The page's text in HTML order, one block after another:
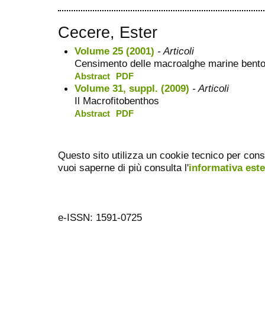
Cecere, Ester
Volume 25 (2001) - Articoli
Censimento delle macroalghe marine
Abstract PDF
Volume 31, suppl. (2009) - Articoli
Il Macrofitobenthos
Abstract PDF
Questo sito utilizza un cookie tecnico per
vuoi saperne di più consulta l'informativa
e-ISSN: 1591-0725